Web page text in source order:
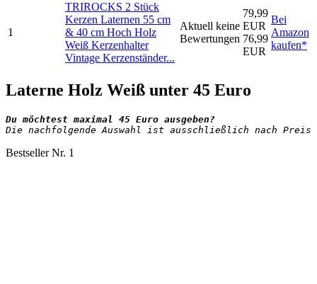
1
TRIROCKS 2 Stück
Kerzen Laternen 55 cm
& 40 cm Hoch Holz
Weiß Kerzenhalter
Vintage Kerzenständer...
Aktuell keine
Bewertungen
79,99
EUR
76,99
EUR
Bei
Amazon
kaufen*
Laterne Holz Weiß unter 45 Euro
Die nachfolgende Auswahl ist ausschließlich nach
Bestseller Nr. 1